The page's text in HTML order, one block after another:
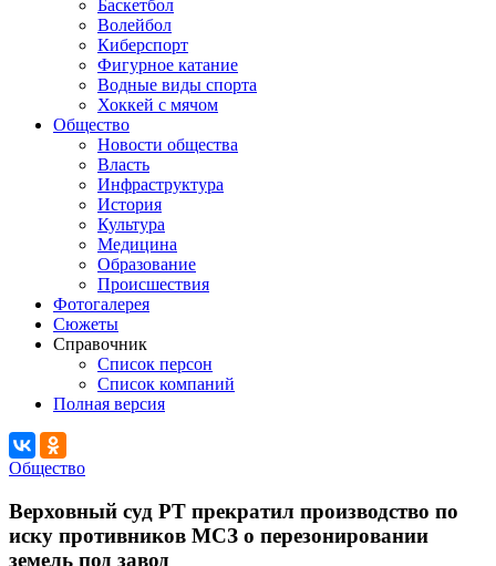
Баскетбол
Волейбол
Киберспорт
Фигурное катание
Водные виды спорта
Хоккей с мячом
Общество
Новости общества
Власть
Инфраструктура
История
Культура
Медицина
Образование
Происшествия
Фотогалерея
Сюжеты
Справочник
Список персон
Список компаний
Полная версия
Общество
Верховный суд РТ прекратил производство по
иску противников МСЗ о перезонировании
земель под завод